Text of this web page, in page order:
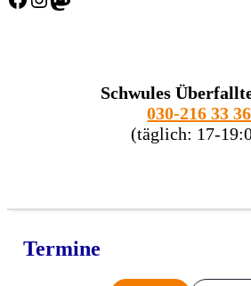
Schwules
030-216 33 36
(täglich: 17-
Termine